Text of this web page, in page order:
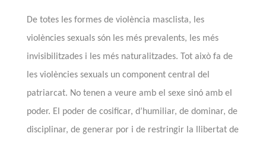
De totes les formes de violència masclista, les
violències sexuals són les més prevalents, les més
invisibilitzades i les més naturalitzades. Tot això fa de
les violències sexuals un component central del
patriarcat. No tenen a veure amb el sexe sinó amb el
poder. El poder de cosificar, d’humiliar, de dominar, de
disciplinar, de generar por i de restringir la llibertat de